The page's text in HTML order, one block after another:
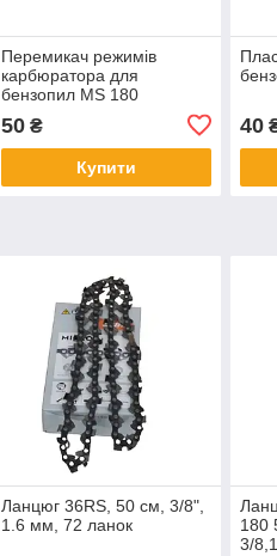
Перемикач режимів
карбюратора для
бензопил MS 180
50₴
Купити
40
Ланцюг 36RS, 50 см, 3/8",
1.6 мм, 72 ланок
180
3/